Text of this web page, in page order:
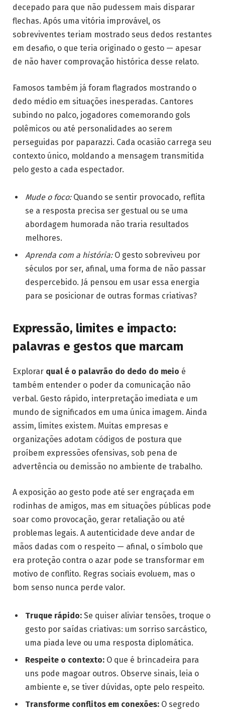
decepado para que não pudessem mais disparar
flechas. Após uma vitória improvável, os
sobreviventes teriam mostrado seus dedos restantes
em desafio, o que teria originado o gesto — apesar
de não haver comprovação histórica desse relato.
Famosos também já foram flagrados mostrando o
dedo médio em situações inesperadas. Cantores
subindo no palco, jogadores comemorando gols
polêmicos ou até personalidades ao serem
perseguidas por paparazzi. Cada ocasião carrega seu
contexto único, moldando a mensagem transmitida
pelo gesto a cada espectador.
Mude o foco:Quando se sentir provocado, reflita
se a resposta precisa ser gestual ou se uma
abordagem humorada não traria resultados
melhores.
Aprenda com a história:O gesto sobreviveu por
séculos por ser, afinal, uma forma de não passar
despercebido. Já pensou em usar essa energia
para se posicionar de outras formas criativas?
Expressão, limites e impacto:
palavras e gestos que marcam
Explorar qual é o palavrão do dedo do meio é
também entender o poder da comunicação não
verbal. Gesto rápido, interpretação imediata e um
mundo de significados em uma única imagem. Ainda
assim, limites existem. Muitas empresas e
organizações adotam códigos de postura que
proíbem expressões ofensivas, sob pena de
advertência ou demissão no ambiente de trabalho.
A exposição ao gesto pode até ser engraçada em
rodinhas de amigos, mas em situações públicas pode
soar como provocação, gerar retaliação ou até
problemas legais. A autenticidade deve andar de
mãos dadas com o respeito — afinal, o símbolo que
era proteção contra o azar pode se transformar em
motivo de conflito. Regras sociais evoluem, mas o
bom senso nunca perde valor.
Truque rápido: Se quiser aliviar tensões, troque o
gesto por saídas criativas: um sorriso sarcástico,
uma piada leve ou uma resposta diplomática.
Respeite o contexto: O que é brincadeira para
uns pode magoar outros. Observe sinais, leia o
ambiente e, se tiver dúvidas, opte pelo respeito.
Transforme conflitos em conexões: O segredo